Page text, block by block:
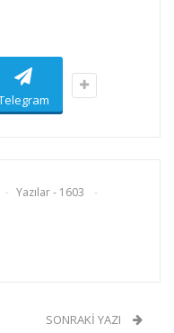
Yazılar - 1603
SONRAKI YAZI